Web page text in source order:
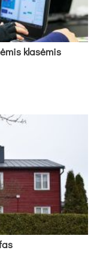
kla­sė­mis